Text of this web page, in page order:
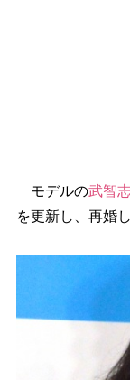
モデルの武智
を更新し、再婚